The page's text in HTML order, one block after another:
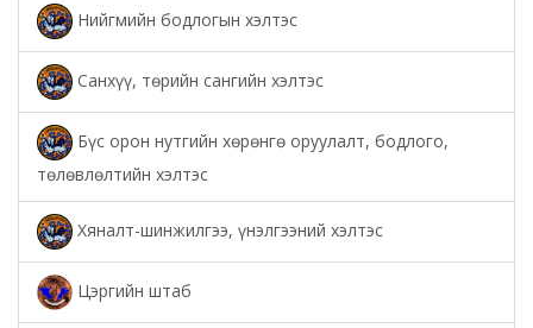
Нийгмийн бодлогын хэлтэс
Санхүү, төрийн сангийн хэлтэс
Бүс орон нутгийн хөрөнгө оруулалт, бодлого,
төлөвлөлтийн хэлтэс
Хяналт-шинжилгээ, үнэлгээний хэлтэс
Цэргийн штаб